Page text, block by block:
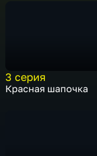
3 серия
Красная шапочка